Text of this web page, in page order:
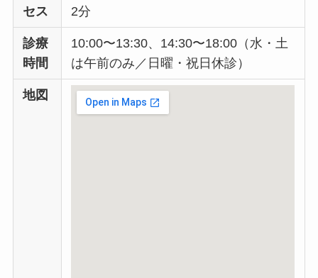
セス
2分
診療
時間
10:00〜13:30、14:30〜18:00（水・土
は午前のみ／日曜・祝日休診）
地図